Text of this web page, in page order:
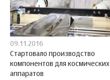
09.11.2016
Стартовало производство
компонентов для космических
аппаратов